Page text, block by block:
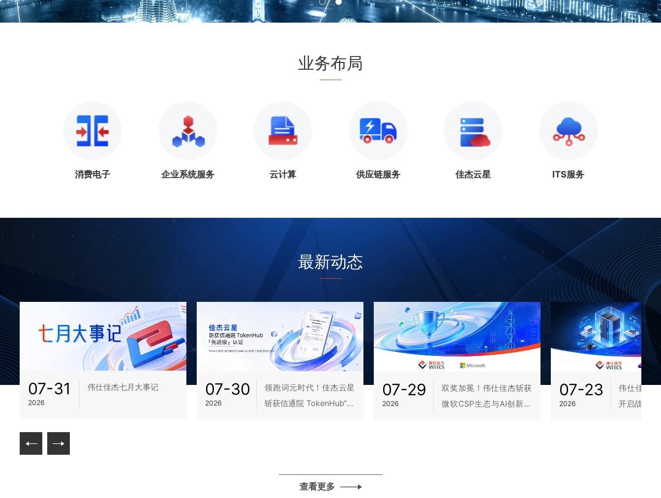
业务布局
消费电子 企业系统服务 云计算 供应链服务 佳杰云星 ITS服务
最新动态
07-31
2026
伟仕佳杰七月大事记 07-30
2026
领跑词元时代！佳杰云星
斩获信通院 TokenHub“先
07-29
2026
双奖加冕！伟仕佳杰斩获
微软CSP生态与AI创新双
07-23
2026
伟仕佳杰
开启战略合
查看更多